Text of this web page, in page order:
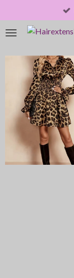
direct
naar
hoofdinhoud